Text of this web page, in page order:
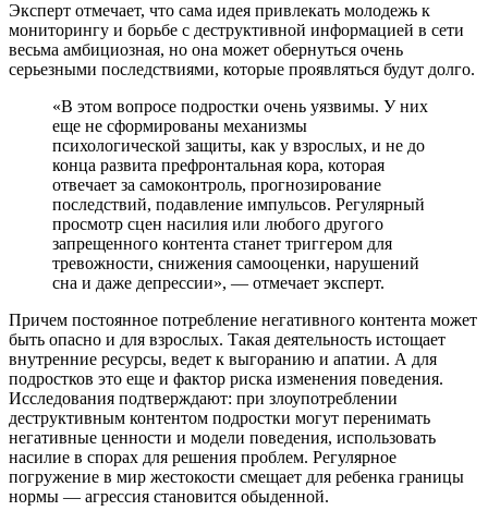
Эксперт отмечает, что сама идея привлекать молодежь к
мониторингу и борьбе с деструктивной информацией в сети
весьма амбициозная, но она может обернуться очень
серьезными последствиями, которые проявляться будут долго.
«В этом вопросе подростки очень уязвимы. У них
еще не сформированы механизмы
психологической защиты, как у взрослых, и не до
конца развита префронтальная кора, которая
отвечает за самоконтроль, прогнозирование
последствий, подавление импульсов. Регулярный
просмотр сцен насилия или любого другого
запрещенного контента станет триггером для
тревожности, снижения самооценки, нарушений
сна и даже депрессии», — отмечает эксперт.
Причем постоянное потребление негативного контента может
быть опасно и для взрослых. Такая деятельность истощает
внутренние ресурсы, ведет к выгоранию и апатии. А для
подростков это еще и фактор риска изменения поведения.
Исследования подтверждают: при злоупотреблении
деструктивным контентом подростки могут перенимать
негативные ценности и модели поведения, использовать
насилие в спорах для решения проблем. Регулярное
погружение в мир жестокости смещает для ребенка границы
нормы — агрессия становится обыденной.